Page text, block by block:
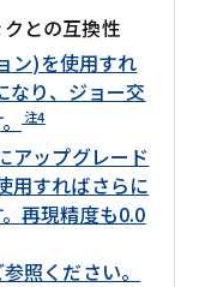
との互換性
ン)を使用すれ
なり、ジョー交
注4
アップグレード
用すればさらに
再現精度も0.0
照ください。